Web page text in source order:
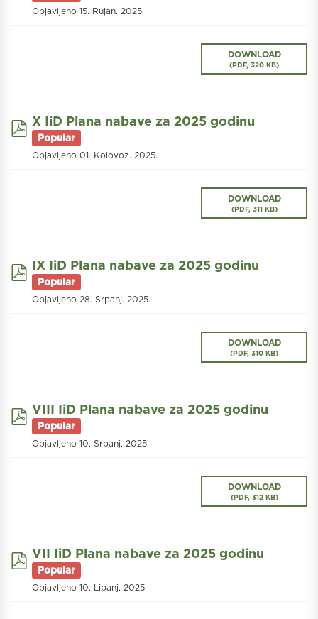
Objavljeno 15. Rujan. 2025.
DOWNLOAD
(PDF, 320 KB)
pdf
X IiD Plana nabave za 2025 godinu
Popular
Objavljeno 01. Kolovoz. 2025.
DOWNLOAD
(PDF, 311 KB)
pdf
IX IiD Plana nabave za 2025 godinu
Popular
Objavljeno 28. Srpanj. 2025.
DOWNLOAD
(PDF, 310 KB)
pdf
VIII IiD Plana nabave za 2025 godinu
Popular
Objavljeno 10. Srpanj. 2025.
DOWNLOAD
(PDF, 312 KB)
pdf
VII IiD Plana nabave za 2025 godinu
Popular
Objavljeno 10. Lipanj. 2025.